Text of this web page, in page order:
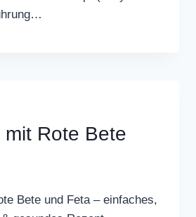
mit Rote Bete
Bete und Feta – einfaches,